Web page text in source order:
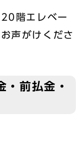
階エレベー
声がけくださ
前払金・